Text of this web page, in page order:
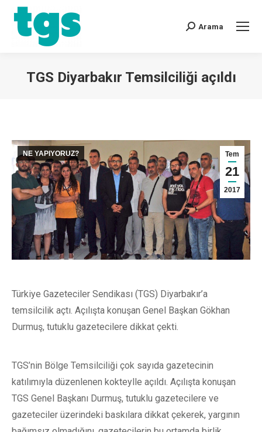
Arama
TGS Diyarbakır Temsilciliği açıldı
Tem
21
2017
NE YAPIYORUZ?
Türkiye Gazeteciler Sendikası (TGS) Diyarbakır’a
temsilcilik açtı. Açılışta konuşan Genel Başkan Gökhan
Durmuş, tutuklu gazetecilere dikkat çekti.
TGS’nin Bölge Temsilciliği çok sayıda gazetecinin
katılımıyla düzenlenen kokteylle açıldı. Açılışta konuşan
TGS Genel Başkanı Durmuş, tutuklu gazetecilere ve
gazeteciler üzerindeki baskılara dikkat çekerek, yargının